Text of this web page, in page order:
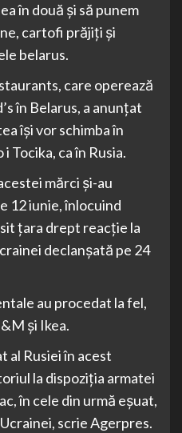
în două şi să punem
cartofi prăjiţi şi
belarus.
care operează
în Belarus, a anunţat
îşi vor schimba în
Tocika, ca în Rusia.
mărci şi-au
12 iunie, înlocuind
ţara drept reacţie la
declanşată pe 24
au procedat la fel,
şi Ikea.
al Rusiei în acest
la dispoziţia armatei
în cele din urmă eşuat,
scrie Agerpres.